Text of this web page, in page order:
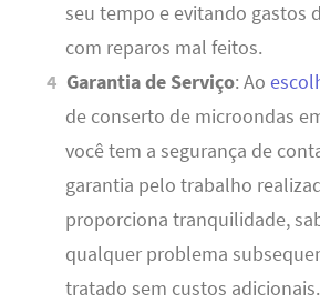
seu tempo e evitando gastos
com reparos mal feitos.
Garantia de Serviço: Ao
de conserto de microondas
você tem a segurança de
garantia pelo trabalho
proporciona tranquilidade,
qualquer problema
tratado sem custos adicionais.